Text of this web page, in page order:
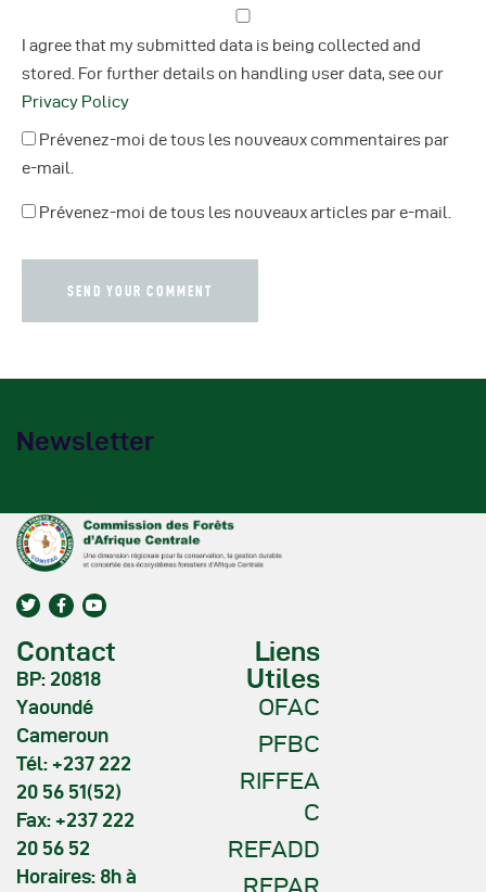
I agree that my submitted data is being collected and
stored. For further details on handling user data, see our
Privacy Policy
Prévenez-moi de tous les nouveaux commentaires par
e-mail.
Prévenez-moi de tous les nouveaux articles par e-mail.
Newsletter
Contact
BP: 20818
Yaoundé
Cameroun
Tél: +237 222
20 56 51(52)
Fax: +237 222
20 56 52
Horaires: 8h à
Liens
Utiles
OFAC
PFBC
RIFFEA
C
REFADD
REPAR